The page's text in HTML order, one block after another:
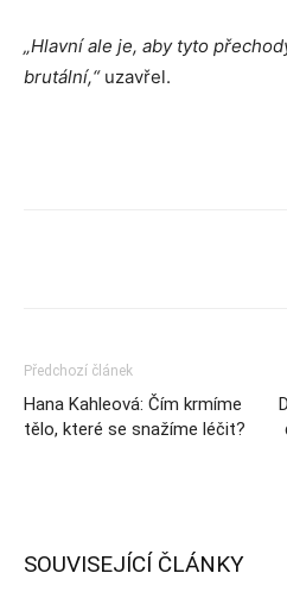
„Hlavní ale je, aby tyto
brutální,“uzavřel.
Předchozí článek
Hana Kahleová: Čím krmíme
tělo, které se snažíme léčit?
SOUVISEJÍCÍ ČLÁNKY